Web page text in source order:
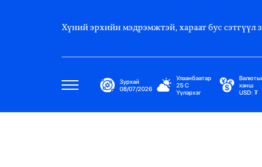
Хүний эрхийн мэдрэмжтэй, хараат бус сэтгүүл
Зурхай
08/07/2026
Улаанбаатар
25C
Үүлэрхэг
ханш
USD: ₮